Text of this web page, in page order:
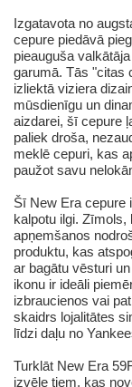
Izgatavota no
cepure piedāvā
pieauguša
garumā. Tās "citas
izliektā viziera
mūsdienīgu un
aizdarei, šī cepure
paliek droša,
meklē cepuri, kas
paužot savu
Šī New Era cepure
kalpotu ilgi.
apņemšanos
produktu, kas
ar bagātu vēsturi
ikonu ir ideāli
izbraucienos vai
skaidrs lojalitātes
līdzi daļu no
Turklāt New Era
izvēle tiem, kas